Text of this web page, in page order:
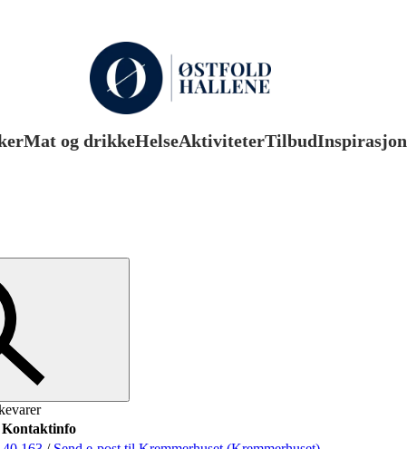
Mat og drikkeHelseAktiviteterTilbudInspirasjon
Kontaktinfo